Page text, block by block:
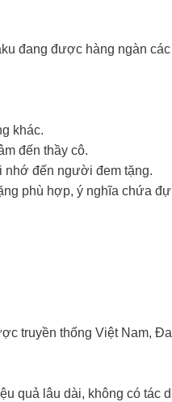
đang được hàng ngàn
khác.
đến thầy cô.
nhớ đến người đem tặng.
phù hợp, ý nghĩa chứa
truyền thống Việt Nam,
quả lâu dài, không có tác